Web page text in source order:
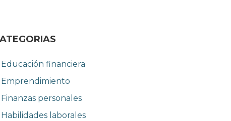
Educación financiera
Emprendimiento
Finanzas personales
Habilidades laborales